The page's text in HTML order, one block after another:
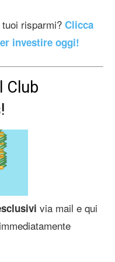
risparmi? Clicca
investire oggi!
Club
via mail e qui